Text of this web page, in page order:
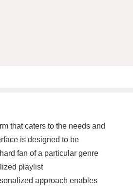
that caters to the needs and
is designed to be
fan of a particular genre
playlist
approach enables